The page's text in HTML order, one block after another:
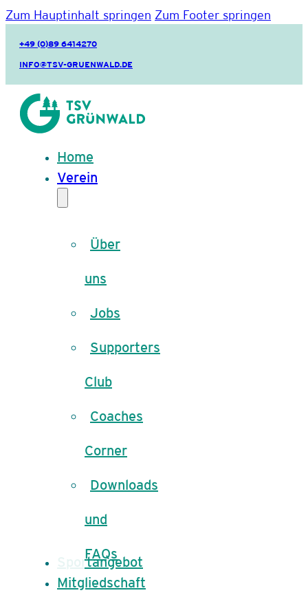
Zum Hauptinhalt springen Zum Footer springen
+49 (0)89 6414270
INFO@TSV-GRUENWALD.DE
Home
Verein
Über
uns
Jobs
Supporters
Club
Coaches
Corner
Downloads
und
FAQs
Sportangebot
Mitgliedschaft